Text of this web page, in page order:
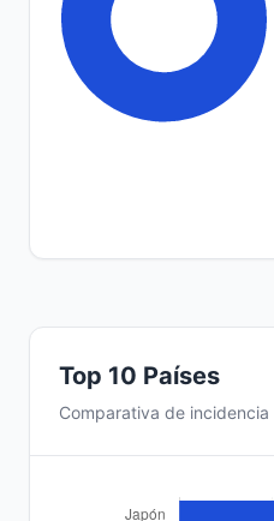
Top 10 Países
Comparativa de incidencia